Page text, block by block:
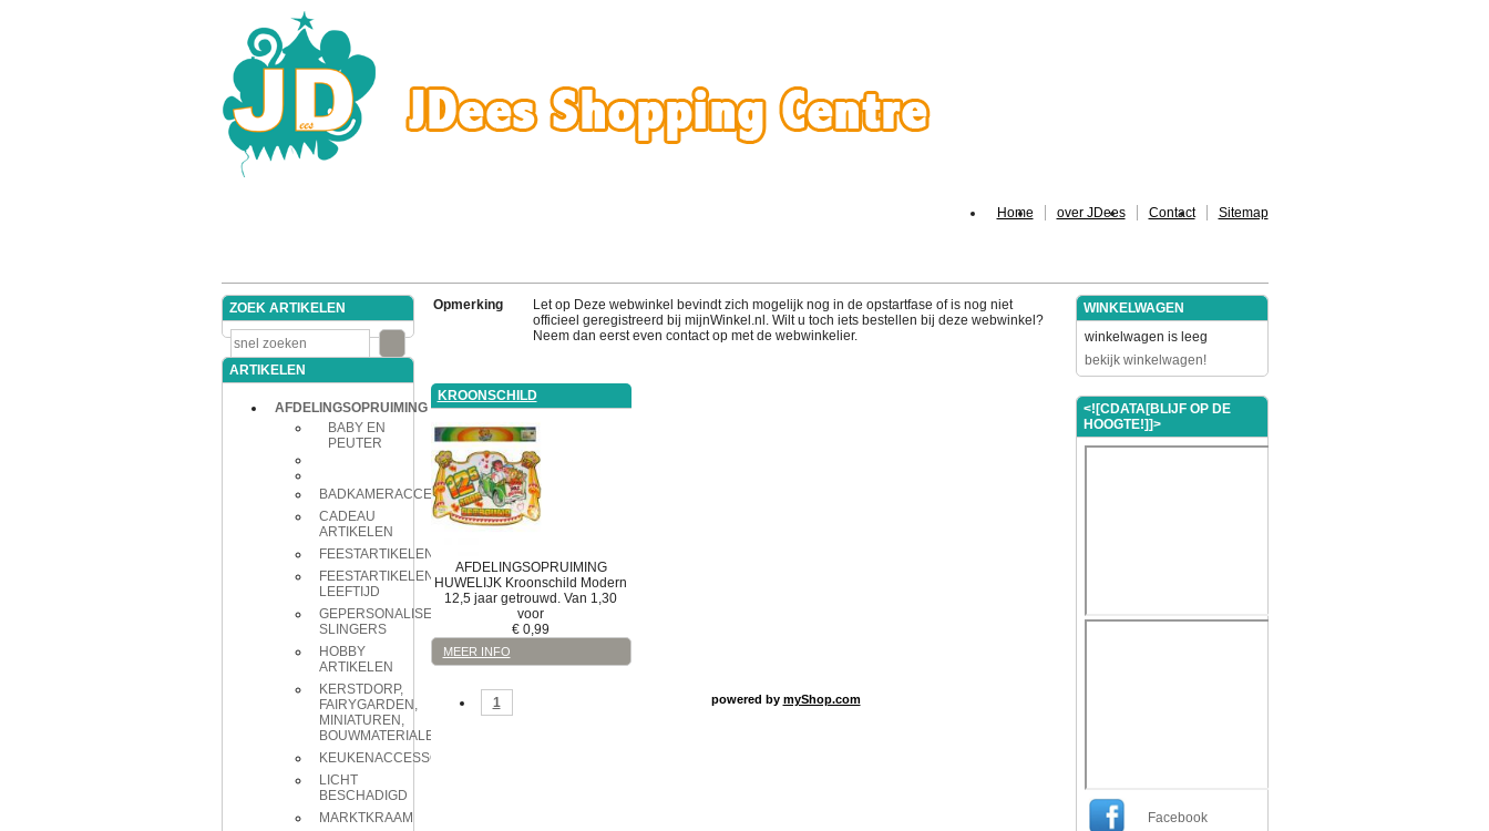
Home over JDees Contact Sitemap
ZOEK ARTIKELEN
ARTIKELEN
AFDELINGSOPRUIMING
BABY EN
PEUTER
BADKAMERACCESSOIRES
CADEAU
ARTIKELEN
FEESTARTIKELEN
FEESTARTIKELEN
LEEFTIJD
GEPERSONALISEERDE
SLINGERS
HOBBY
ARTIKELEN
KERSTDORP,
FAIRYGARDEN,
MINIATUREN,
BOUWMATERIALEN
KEUKENACCESSOIRES
LICHT
BESCHADIGD
MARKTKRAAM
Opmerking
Let op Deze webwinkel bevindt zich mogelijk nog in de opstartfase of is nog niet
officieel geregistreerd bij mijnWinkel.nl. Wilt u toch iets bestellen bij deze webwinkel?
Neem dan eerst even contact op met de webwinkelier.
KROONSCHILD
AFDELINGSOPRUIMING
HUWELIJK Kroonschild Modern
12,5 jaar getrouwd. Van 1,30
voor
€0,99
MEER INFO
1 powered by myShop.com
WINKELWAGEN
winkelwagen is leeg
bekijk winkelwagen!
<![CDATA[BLIJF OP DE
HOOGTE!]]>
Facebook